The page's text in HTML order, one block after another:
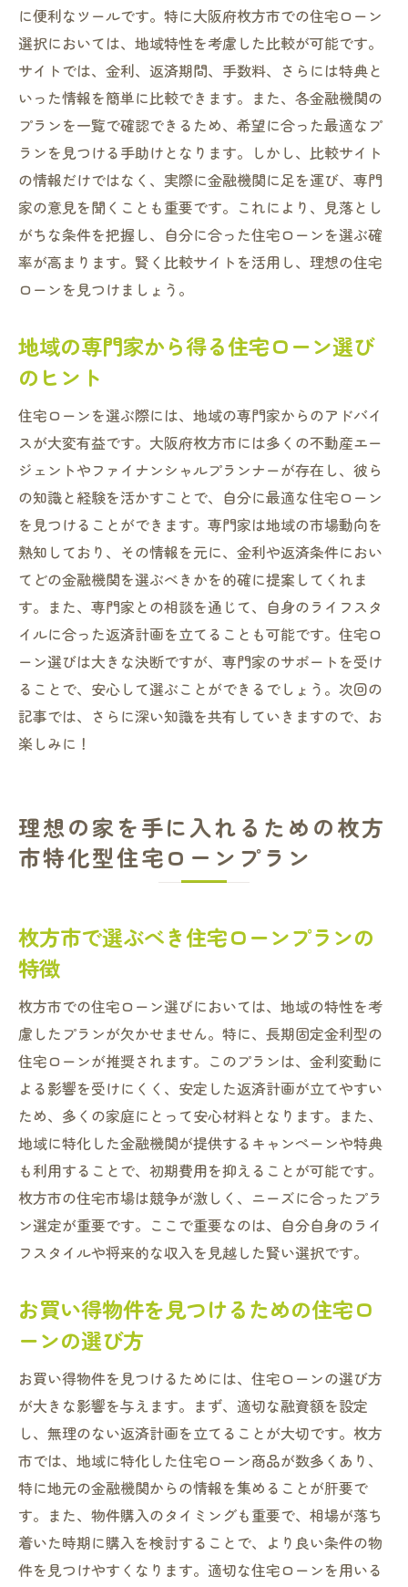
に便利なツールです。特に大阪府枚方市での住宅ローン
選択においては、地域特性を考慮した比較が可能です。
サイトでは、金利、返済期間、手数料、さらには特典と
いった情報を簡単に比較できます。また、各金融機関の
プランを一覧で確認できるため、希望に合った最適なプ
ランを見つける手助けとなります。しかし、比較サイト
の情報だけではなく、実際に金融機関に足を運び、専門
家の意見を聞くことも重要です。これにより、見落とし
がちな条件を把握し、自分に合った住宅ローンを選ぶ確
率が高まります。賢く比較サイトを活用し、理想の住宅
ローンを見つけましょう。
地域の専門家から得る住宅ローン選び
のヒント
住宅ローンを選ぶ際には、地域の専門家からのアドバイ
スが大変有益です。大阪府枚方市には多くの不動産エー
ジェントやファイナンシャルプランナーが存在し、彼ら
の知識と経験を活かすことで、自分に最適な住宅ローン
を見つけることができます。専門家は地域の市場動向を
熟知しており、その情報を元に、金利や返済条件におい
てどの金融機関を選ぶべきかを的確に提案してくれま
す。また、専門家との相談を通じて、自身のライフスタ
イルに合った返済計画を立てることも可能です。住宅ロ
ーン選びは大きな決断ですが、専門家のサポートを受け
ることで、安心して選ぶことができるでしょう。次回の
記事では、さらに深い知識を共有していきますので、お
楽しみに！
理想の家を手に入れるための枚方
市特化型住宅ローンプラン
枚方市で選ぶべき住宅ローンプランの
特徴
枚方市での住宅ローン選びにおいては、地域の特性を考
慮したプランが欠かせません。特に、長期固定金利型の
住宅ローンが推奨されます。このプランは、金利変動に
よる影響を受けにくく、安定した返済計画が立てやすい
ため、多くの家庭にとって安心材料となります。また、
地域に特化した金融機関が提供するキャンペーンや特典
も利用することで、初期費用を抑えることが可能です。
枚方市の住宅市場は競争が激しく、ニーズに合ったプラ
ン選定が重要です。ここで重要なのは、自分自身のライ
フスタイルや将来的な収入を見越した賢い選択です。
お買い得物件を見つけるための住宅ロ
ーンの選び方
お買い得物件を見つけるためには、住宅ローンの選び方
が大きな影響を与えます。まず、適切な融資額を設定
し、無理のない返済計画を立てることが大切です。枚方
市では、地域に特化した住宅ローン商品が数多くあり、
特に地元の金融機関からの情報を集めることが肝要で
す。また、物件購入のタイミングも重要で、相場が落ち
着いた時期に購入を検討することで、より良い条件の物
件を見つけやすくなります。適切な住宅ローンを用いる